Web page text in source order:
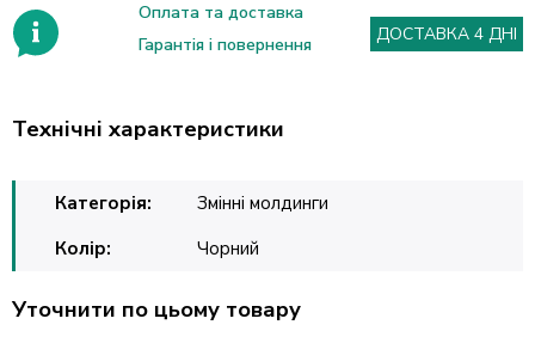
Оплата та доставка
Гарантія і повернення
ДОСТАВКА 4 ДНІ
Технічні характеристики
Категорія:
Змінні молдинги
Колір:
Чорний
Уточнити по цьому товару